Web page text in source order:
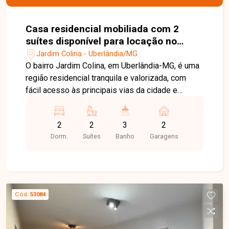
Casa residencial mobiliada com 2
suítes disponível para locação no
bairro Jardim Colina em Uberlândia-
MG
Jardim Colina - Uberlândia/MG
O bairro Jardim Colina, em Uberlândia-MG, é uma
região residencial tranquila e valorizada, com
fácil acesso às principais vias da cidade e
supermercados, escolas, farmácias e diversos
comércios, oferece praticidade, segurança e
qualidade de vida para toda a família. Linda casa
rack/painel com TV, mesa com cadeiras e
cortinas, lavabo, cozinha com armários
planejados, bancada, geladeira, cooktop e
eletrodomésticos, além de área de serviço com
2
Dorm.
2
Suítes
3
Banho
2
Garagens
Cód. 53084